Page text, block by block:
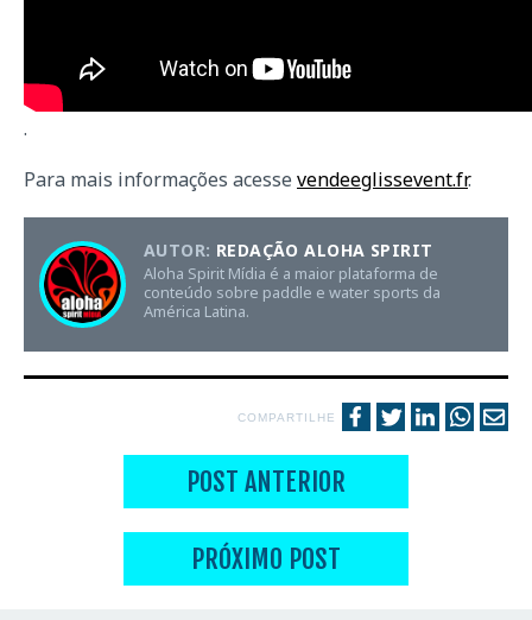
.
Para mais informações acesse vendeeglissevent.fr.
AUTOR: REDAÇÃO ALOHA SPIRIT
Aloha Spirit Mídia é a maior plataforma de
conteúdo sobre paddle e water sports da
América Latina.
COMPARTILHE
POST ANTERIOR
PRÓXIMO POST